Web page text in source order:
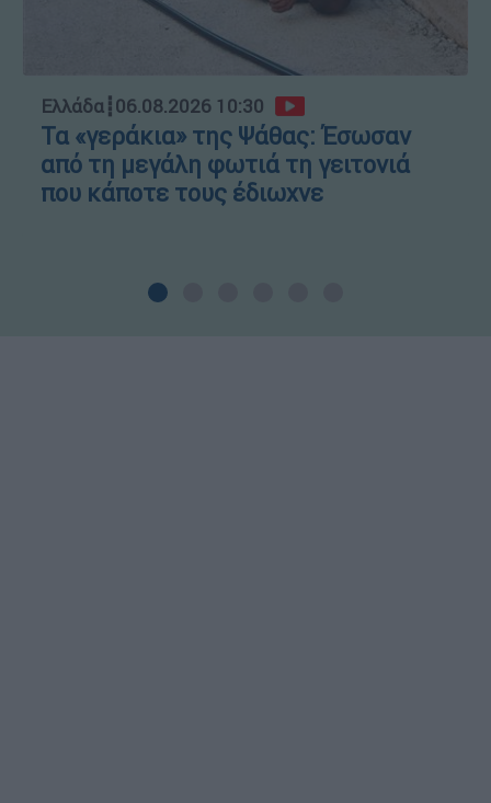
Ελλάδα┋06.08.2026 10:30
Τα «γεράκια» της Ψάθας: Έσωσαν
από τη μεγάλη φωτιά τη γειτονιά
που κάποτε τους έδιωχνε